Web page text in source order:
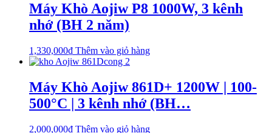
Máy Khò Aojiw P8 1000W, 3 kênh
nhớ (BH 2 năm)
1,330,000₫ Thêm vào giỏ hàng
Máy Khò Aojiw 861D+ 1200W | 100-
500°C | 3 kênh nhớ (BH…
2,000,000₫ Thêm vào giỏ hàng